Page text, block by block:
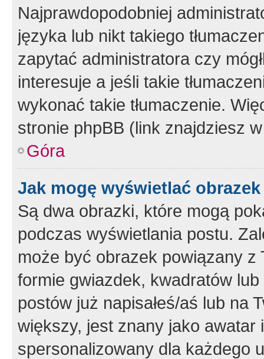
Najprawdopodobniej
języka lub nikt takiego
zapytać administratora czy
interesuje a jeśli takie
wykonać takie tłumaczenie.
stronie phpBB (link znajdziesz
Góra
Jak mogę wyświetlać
Są dwa obrazki, które mogą
podczas wyświetlania postu.
może być obrazek powiązany z
formie gwiazdek, kwadratów
postów już napisałeś/aś lub na
większy, jest znany jako
spersonalizowany dla każdego